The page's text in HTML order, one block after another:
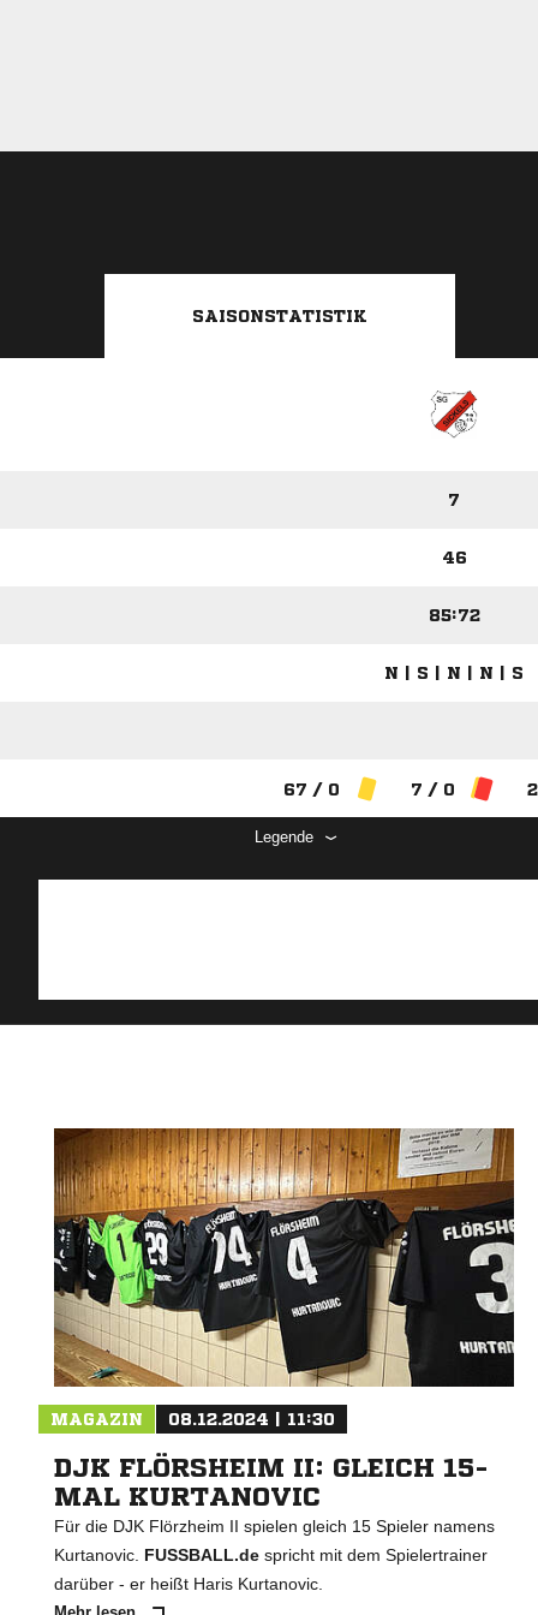
SAISONSTATISTIK
7
46
85:72
N | S | N | N | S
67 / 0 7 / 0
Legende
MAGAZIN 08.12.2024 | 11:30
DJK FLÖRSHEIM II: GLEICH 15-
MAL KURTANOVIC
Für die DJK Flörzheim II spielen gleich 15 Spieler namens
Kurtanovic. FUSSBALL.de spricht mit dem Spielertrainer
darüber - er heißt Haris Kurtanovic.